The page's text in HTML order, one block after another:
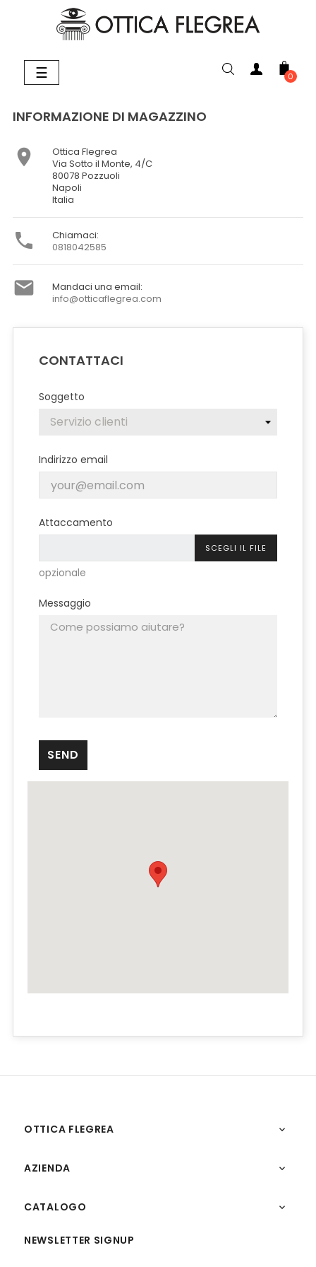
0
navigazione
Toggle
☰
INFORMAZIONE DI MAGAZZINO

Ottica Flegrea
Via Sotto il Monte, 4/C
80078 Pozzuoli
Napoli
Italia

Chiamaci:
0818042585

Mandaci una email:
info@otticaflegrea.com
CONTATTACI
Soggetto
Indirizzo email
Attaccamento
SCEGLI IL FILE
opzionale
Messaggio
OTTICA FLEGREA 
AZIENDA 
CATALOGO 
NEWSLETTER SIGNUP